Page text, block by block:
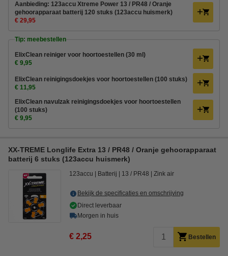
Aanbieding: 123accu Xtreme Power 13 / PR48 / Oranje
gehoorapparaat batterij 120 stuks (123accu huismerk)
€ 29,95
Tip: meebestellen
ElixClean reiniger voor hoortoestellen (30 ml)
€ 9,95
ElixClean reinigingsdoekjes voor hoortoestellen (100 stuks)
€ 11,95
ElixClean navulzak reinigingsdoekjes voor hoortoestellen
(100 stuks)
€ 9,95
XX-TREME Longlife Extra 13 / PR48 / Oranje gehoorapparaat
batterij 6 stuks (123accu huismerk)
123accu Batterij 13 / PR48 Zink air
Bekijk de specificaties en omschrijving
Direct leverbaar
Morgen in huis
€ 2,25 Bestellen